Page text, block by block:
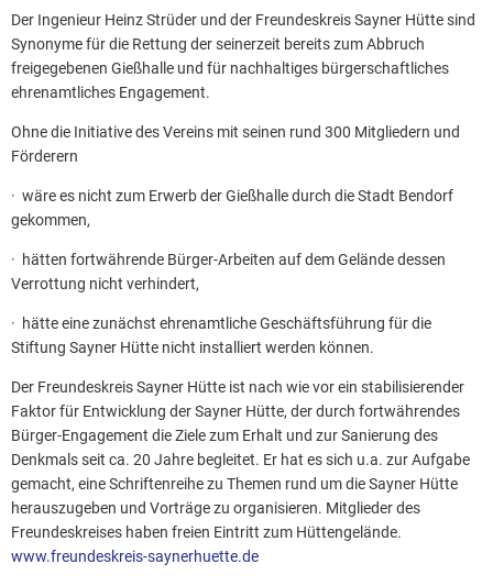
Der Ingenieur Heinz Strüder und der Freundeskreis Sayner Hütte sind
Synonyme für die Rettung der seinerzeit bereits zum Abbruch
freigegebenen Gießhalle und für nachhaltiges bürgerschaftliches
ehrenamtliches Engagement.
Ohne die Initiative des Vereins mit seinen rund 300 Mitgliedern und
Förderern
· wäre es nicht zum Erwerb der Gießhalle durch die Stadt Bendorf
gekommen,
· hätten fortwährende Bürger-Arbeiten auf dem Gelände dessen
Verrottung nicht verhindert,
· hätte eine zunächst ehrenamtliche Geschäftsführung für die
Stiftung Sayner Hütte nicht installiert werden können.
Der Freundeskreis Sayner Hütte ist nach wie vor ein stabilisierender
Faktor für Entwicklung der Sayner Hütte, der durch fortwährendes
Bürger-Engagement die Ziele zum Erhalt und zur Sanierung des
Denkmals seit ca. 20 Jahre begleitet. Er hat es sich u.a. zur Aufgabe
gemacht, eine Schriftenreihe zu Themen rund um die Sayner Hütte
herauszugeben und Vorträge zu organisieren. Mitglieder des
Freundeskreises haben freien Eintritt zum Hüttengelände.
www.freundeskreis-saynerhuette.de